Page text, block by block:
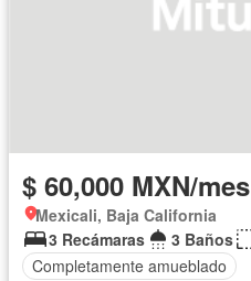
$ 60,000 MXN/mes
Mexicali, Baja California
3 Recámaras
3 Baños
Completamente amueblado